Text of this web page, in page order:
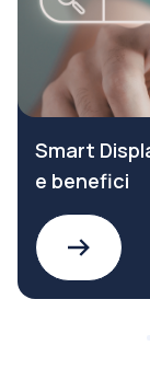
Smart
e benefici